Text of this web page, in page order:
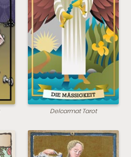
Delcarmat Tarot